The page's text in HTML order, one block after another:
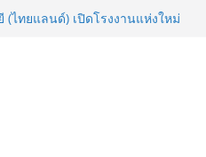
(ไทยแลนด์) เปิดโรงงานแห่งใหม่
กเกมมิ่งโฟน สู่ไลฟ์สไตล์แฟชั่นไอ
ม่กลางสถานี MRT วาง POVA
มพูอาบน้ำ และ โฟมอาบแห้งสัตว์
Residue” เลียขนได้